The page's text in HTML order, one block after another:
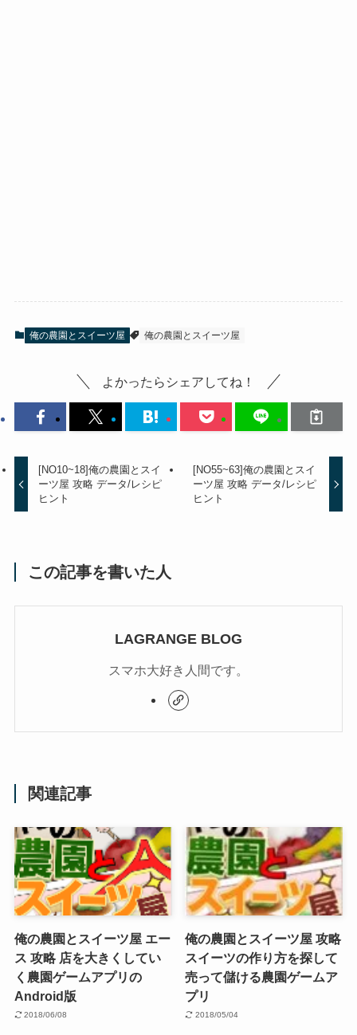
俺の農園とスイーツ屋 俺の農園とスイーツ屋
よかったらシェアしてね！
[NO10~18]俺の農園とスイ
ーツ屋 攻略 データ/レシピ
ヒント
[NO55~63]俺の農園とスイ
ーツ屋 攻略 データ/レシピ
ヒント
この記事を書いた人
LAGRANGE BLOG
スマホ大好き人間です。
関連記事
俺の農園とスイーツ屋 エー
ス 攻略 店を大きくしてい
く農園ゲームアプリの
Android版
2018/06/08
俺の農園とスイーツ屋 攻略
スイーツの作り方を探して
売って儲ける農園ゲームア
プリ
2018/05/04